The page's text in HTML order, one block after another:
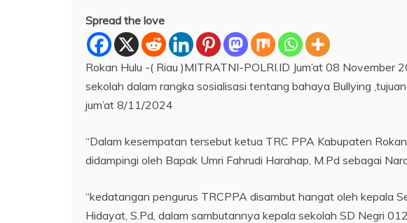
Spread the love
Rokan Hulu -( Riau )MITRATNI-POLRI.ID Jum’at 08 November
sekolah dalam rangka sosialisasi tentang bahaya Bullying
jum’at 8/11/2024
“Dalam kesempatan tersebut ketua TRC PPA Kabupaten
didampingi oleh Bapak Umri Fahrudi Harahap, M.Pd sebagai
“kedatangan pengurus TRCPPA disambut hangat oleh kepala
Hidayat, S.Pd, dalam sambutannya kepala sekolah SD Negri